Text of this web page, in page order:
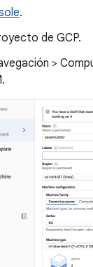
.
de GCP.
>